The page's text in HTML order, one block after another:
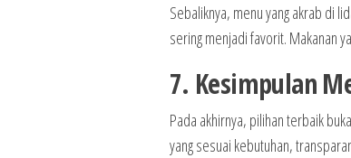
Sebaliknya, menu yang akrab di
sering menjadi favorit. Makanan
7. Kesimpulan
Pada akhirnya, pilihan terbaik
yang sesuai kebutuhan,